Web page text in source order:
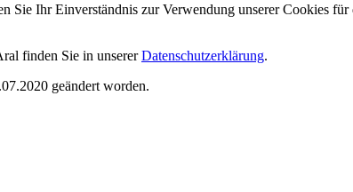
Sie Ihr Einverständnis zur Verwendung unserer Cookies
finden Sie in unsererDatenschutzerklärung.
geändert worden.